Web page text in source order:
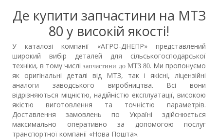
Де купити запчастини на МТЗ
80 у високій якості!
У каталозі компанії «АГРО-ДНЕПР» представлений
широкий вибір деталей для сільськогосподарської
техніки, в тому числізапчастини до МТЗ 80. Ми пропонуємо
як оригінальні деталі від МТЗ, так і якісні, ліцензійні
аналоги заводського виробництва. Всі вони
відрізняються міцністю, надійністю експлуатації, високою
якістю виготовлення та точністю параметрів.
Доставлення замовлень по Україні здійснюється
максимально оперативно за допомогою послуг
транспортної компанії «Нова Пошта».